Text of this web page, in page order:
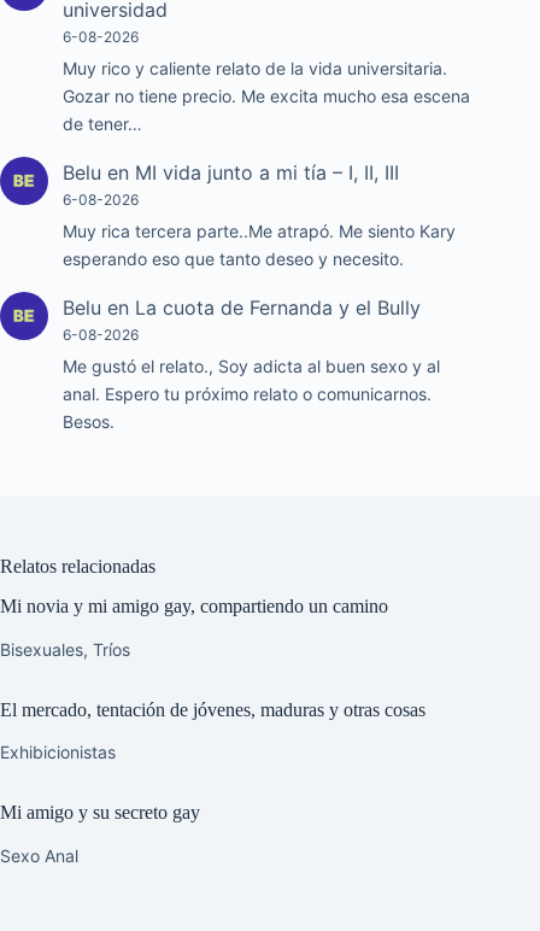
universidad
6-08-2026
Muy rico y caliente relato de la vida universitaria.
Gozar no tiene precio. Me excita mucho esa escena
de tener…
Belu en MI vida junto a mi tía – I, II, III
6-08-2026
Muy rica tercera parte..Me atrapó. Me siento Kary
esperando eso que tanto deseo y necesito.
Belu en La cuota de Fernanda y el Bully
6-08-2026
Me gustó el relato., Soy adicta al buen sexo y al
anal. Espero tu próximo relato o comunicarnos.
Besos.
Relatos relacionadas
Mi novia y mi amigo gay, compartiendo un camino
Bisexuales, Tríos
El mercado, tentación de jóvenes, maduras y otras cosas
Exhibicionistas
Mi amigo y su secreto gay
Sexo Anal